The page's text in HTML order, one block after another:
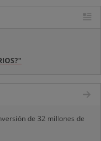
de 32 millones de